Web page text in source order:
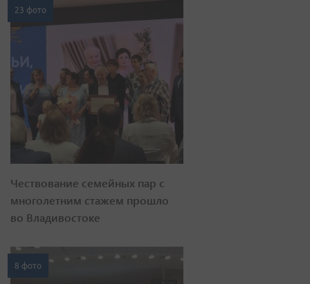
23 фото
Чествование семейных пар с
многолетним стажем прошло
во Владивостоке
8 фото